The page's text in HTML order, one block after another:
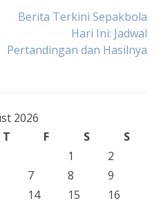
Berita Terkini Sepakbola
Hari Ini: Jadwal
Pertandingan dan Hasilnya
2026
T F S
S
1
2
7 8
9
14 15
16